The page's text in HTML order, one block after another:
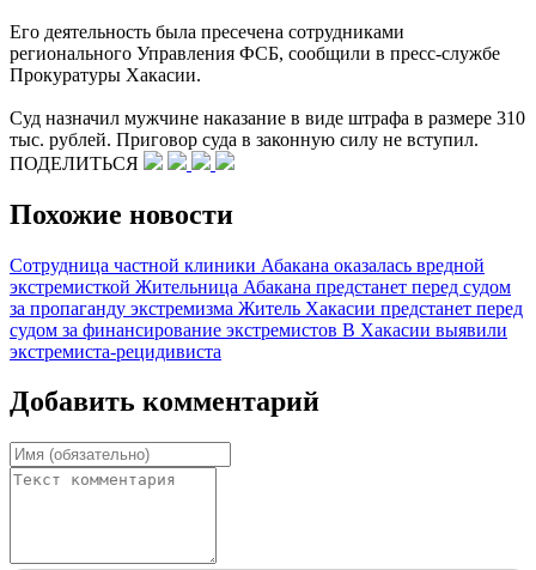
Его деятельность была пресечена сотрудниками
регионального Управления ФСБ, сообщили в пресс-службе
Прокуратуры Хакасии.
Суд назначил мужчине наказание в виде штрафа в размере 310
тыс. рублей. Приговор суда в законную силу не вступил.
ПОДЕЛИТЬСЯ
Похожие новости
Сотрудница частной клиники Абакана оказалась вредной
экстремисткой Жительница Абакана предстанет перед судом
за пропаганду экстремизма Житель Хакасии предстанет перед
судом за финансирование экстремистов В Хакасии выявили
экстремиста-рецидивиста
Добавить комментарий